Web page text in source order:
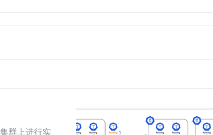
群上进行实